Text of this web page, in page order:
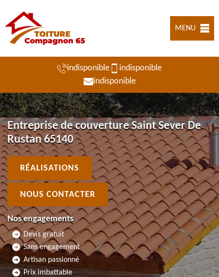
MENU
indisponible
indisponible
indisponible
Entreprise de couverture Saint Sever De
Rustan 65140
RÉALISATIONS
NOUS CONTACTER
Nos engagements
Devis gratuit
Sans engagement
Artisan passionné
Prix imbattable